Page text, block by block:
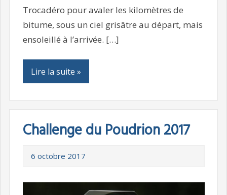
Trocadéro pour avaler les kilomètres de
bitume, sous un ciel grisâtre au départ, mais
ensoleillé à l’arrivée. […]
Lire la suite »
Challenge du Poudrion 2017
6 octobre 2017